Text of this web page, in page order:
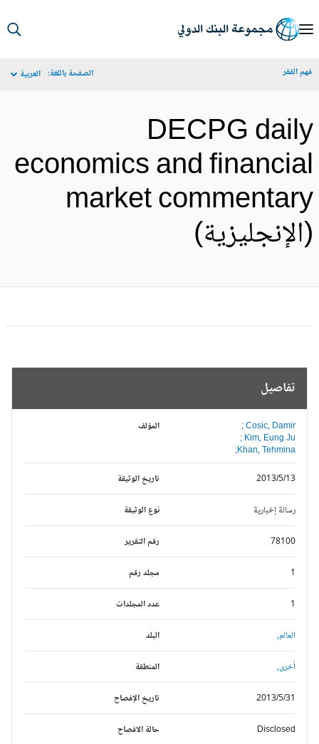
الفقر الصفحة باللغة: العربية
DECPG
economics and
market
تفاصيل
المؤلف
Cosic, Damir ;
Kim, Eung Ju ;
Khan, Tehmina;
تاريخ الوثيقة
2013/5/13
نوع الوثيقة رسالة إخبارية
رقم التقرير 78100
مجلد رقم
عدد المجلدات
البلد العالم,
المنطقة أخرى,
تاريخ الإفصاح 2013/5/31
حالة الافصاح Disclosed